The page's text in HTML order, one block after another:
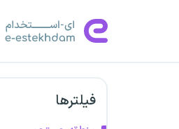
فیلترها